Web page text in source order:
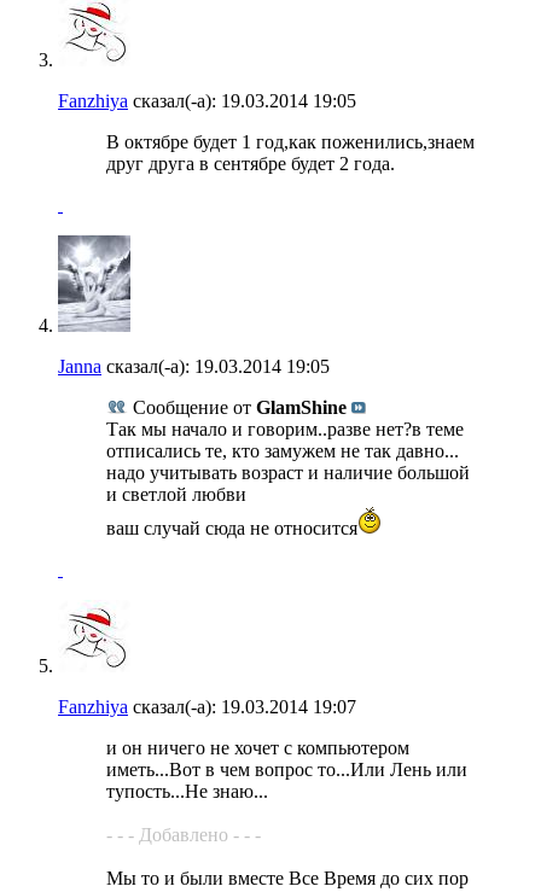
Fanzhiya сказал(-а): 19.03.2014 19:05
В октябре будет 1 год,как поженились,знаем
друг друга в сентябре будет 2 года.
Janna сказал(-а): 19.03.2014 19:05
Сообщение от GlamShine
Так мы начало и говорим..разве нет?в теме
отписались те, кто замужем не так давно...
надо учитывать возраст и наличие большой
и светлой любви
ваш случай сюда не относится
Fanzhiya сказал(-а): 19.03.2014 19:07
и он ничего не хочет с компьютером
иметь...Вот в чем вопрос то...Или Лень или
тупость...Не знаю...
- - - Добавлено - - -
Мы то и были вместе Все Время до сих пор